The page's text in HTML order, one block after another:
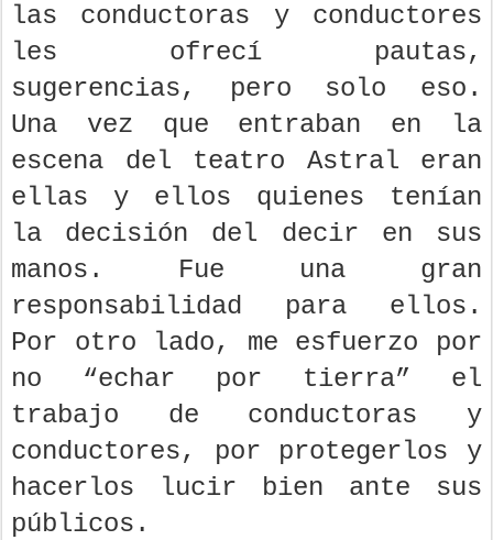
las conductoras y conductores
les ofrecí pautas,
sugerencias, pero solo eso.
Una vez que entraban en la
escena del teatro Astral eran
ellas y ellos quienes tenían
la decisión del decir en sus
manos. Fue una gran
responsabilidad para ellos.
Por otro lado, me esfuerzo por
no “echar por tierra” el
trabajo de conductoras y
conductores, por protegerlos y
hacerlos lucir bien ante sus
públicos.